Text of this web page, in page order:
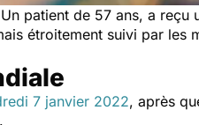
patient de 57 ans, a reçu
étroitement suivi par
7 janvier 2022, après